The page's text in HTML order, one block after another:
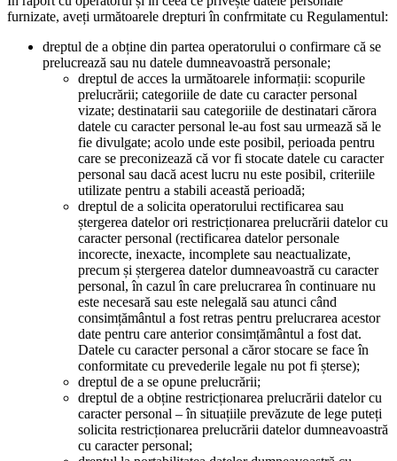
furnizate, aveți următoarele drepturi în confrmitate cu Regulamentul:
dreptul de a obține din partea operatorului o confirmare că se
prelucrează sau nu datele dumneavoastră personale;
dreptul de acces la următoarele informații: scopurile
prelucrării; categoriile de date cu caracter personal
vizate; destinatarii sau categoriile de destinatari cărora
datele cu caracter personal le-au fost sau urmează să le
fie divulgate; acolo unde este posibil, perioada pentru
care se preconizează că vor fi stocate datele cu caracter
personal sau dacă acest lucru nu este posibil, criteriile
utilizate pentru a stabili această perioadă;
dreptul de a solicita operatorului rectificarea sau
ștergerea datelor ori restricționarea prelucrării datelor cu
caracter personal (rectificarea datelor personale
incorecte, inexacte, incomplete sau neactualizate,
precum și ștergerea datelor dumneavoastră cu caracter
personal, în cazul în care prelucrarea în continuare nu
este necesară sau este nelegală sau atunci când
consimțământul a fost retras pentru prelucrarea acestor
date pentru care anterior consimțământul a fost dat.
Datele cu caracter personal a căror stocare se face în
conformitate cu prevederile legale nu pot fi șterse);
dreptul de a se opune prelucrării;
dreptul de a obține restricționarea prelucrării datelor cu
caracter personal – în situațiile prevăzute de lege puteți
solicita restricționarea prelucrării datelor dumneavoastră
cu caracter personal;